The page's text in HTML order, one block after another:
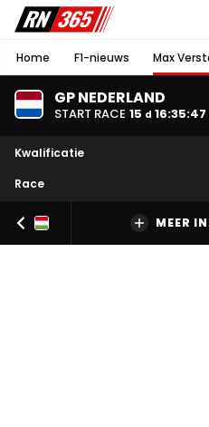
Home F1-nieuws Max
GP NEDERLAND
START RACE 15 d 16:35:46
Kwalificatie
Race
MEER